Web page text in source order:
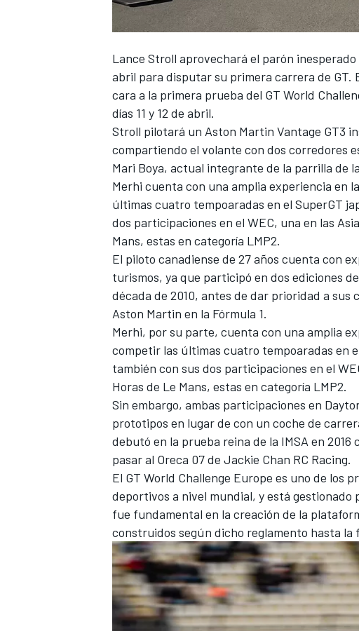
Lance Stroll aprovechará el parón inesperado
abril para disputar su primera carrera de GT.
cara a la primera prueba del GT World
días 11 y 12 de abril.
Stroll pilotará un Aston Martin Vantage GT3
compartiendo el volante con dos corredores
Mari Boya, actual integrante de la parrilla de
Merhi cuenta con una amplia experiencia en
últimas cuatro tempoaradas en el SuperGT
dos participaciones en el WEC, una en las
Mans, estas en categoría LMP2.
El piloto canadiense de 27 años cuenta con
turismos, ya que participó en dos ediciones
década de 2010, antes de dar prioridad a sus
Aston Martin en la Fórmula 1.
Merhi, por su parte, cuenta con una amplia
competir las últimas cuatro tempoaradas en
también con sus dos participaciones en el
Horas de Le Mans, estas en categoría LMP2.
Sin embargo, ambas participaciones en
prototipos en lugar de con un coche de
debutó en la prueba reina de la IMSA en
pasar al Oreca 07 de Jackie Chan RC Racing.
El GT World Challenge Europe es uno de los
deportivos a nivel mundial, y está gestionado
fue fundamental en la creación de la
construidos según dicho reglamento hasta la